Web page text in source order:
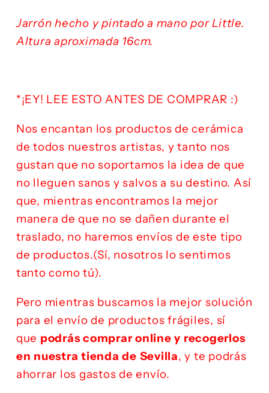
Jarrón hecho y pintado a mano por Little.
Altura aproximada 16cm.
*¡EY! LEE ESTO ANTES DE COMPRAR :)
Nos encantan los productos de cerámica
de todos nuestros artistas, y tanto nos
gustan que no soportamos la idea de que
no lleguen sanos y salvos a su destino. Así
que, mientras encontramos la mejor
manera de que no se dañen durante el
traslado, no haremos envíos de este tipo
de productos.(Sí, nosotros lo sentimos
tanto como tú).
Pero mientras buscamos la mejor solución
para el envío de productos frágiles, sí
que podrás comprar online y recogerlos
en nuestra tienda de Sevilla, y te podrás
ahorrar los gastos de envío.